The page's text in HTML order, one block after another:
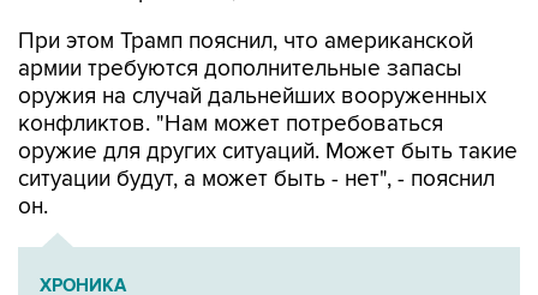
При этом Трамп пояснил, что американской
армии требуются дополнительные запасы
оружия на случай дальнейших вооруженных
конфликтов. "Нам может потребоваться
оружие для других ситуаций. Может быть такие
ситуации будут, а может быть - нет", - пояснил
он.
ХРОНИКА